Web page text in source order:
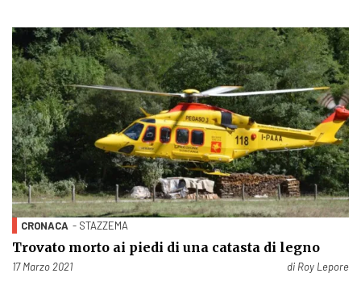
CRONACA - STAZZEMA
Trovato morto ai piedi di una catasta di legno
Pubblicato il
17 Marzo 2021 di Roy Lepore